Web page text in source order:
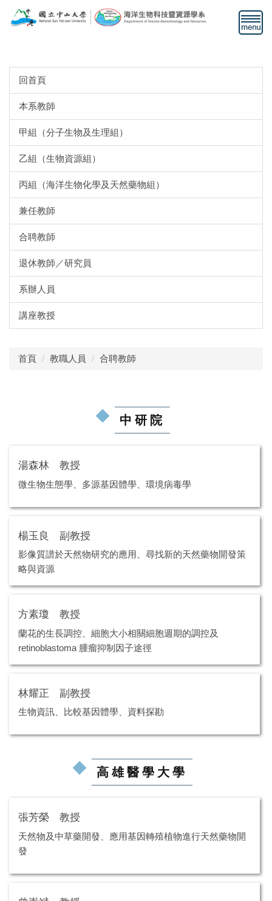
到
回首頁
本系教師
甲組（分子生物及生理組）
乙組（生物資源組）
丙組（海洋生物化學及天然藥物組）
兼任教師
合聘教師
退休教師／研究員
系辦人員
講座教授
首頁 教職人員 合聘教師
中研院
湯森林 教授
微生物生態學、多源基因體學、環境病毒學
楊玉良 副教授
影像質譜於天然物研究的應用、尋找新的天然藥物開發策
略與資源
方素瓊 教授
蘭花的生長調控、細胞大小相關細胞週期的調控及
retinoblastoma 腫瘤抑制因子途徑
林耀正 副教授
生物資訊、比較基因體學、資料探勘
高雄醫學大學
張芳榮 教授
天然物及中草藥開發、應用基因轉殖植物進行天然藥物開
發